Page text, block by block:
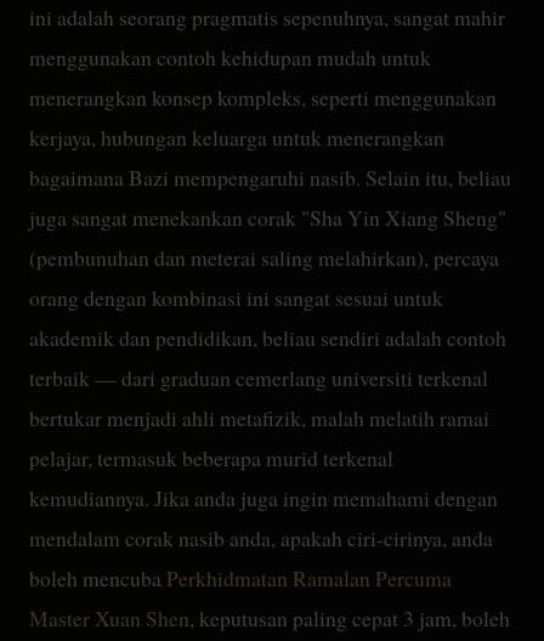
ini adalah seorang pragmatis sepenuhnya, sangat mahir
menggunakan contoh kehidupan mudah untuk
menerangkan konsep kompleks, seperti menggunakan
kerjaya, hubungan keluarga untuk menerangkan
bagaimana Bazi mempengaruhi nasib. Selain itu, beliau
juga sangat menekankan corak "Sha Yin Xiang Sheng"
(pembunuhan dan meterai saling melahirkan), percaya
orang dengan kombinasi ini sangat sesuai untuk
akademik dan pendidikan, beliau sendiri adalah contoh
terbaik — dari graduan cemerlang universiti terkenal
bertukar menjadi ahli metafizik, malah melatih ramai
pelajar, termasuk beberapa murid terkenal
kemudiannya. Jika anda juga ingin memahami dengan
mendalam corak nasib anda, apakah ciri-cirinya, anda
boleh mencuba Perkhidmatan Ramalan Percuma
Master Xuan Shen, keputusan paling cepat 3 jam, boleh